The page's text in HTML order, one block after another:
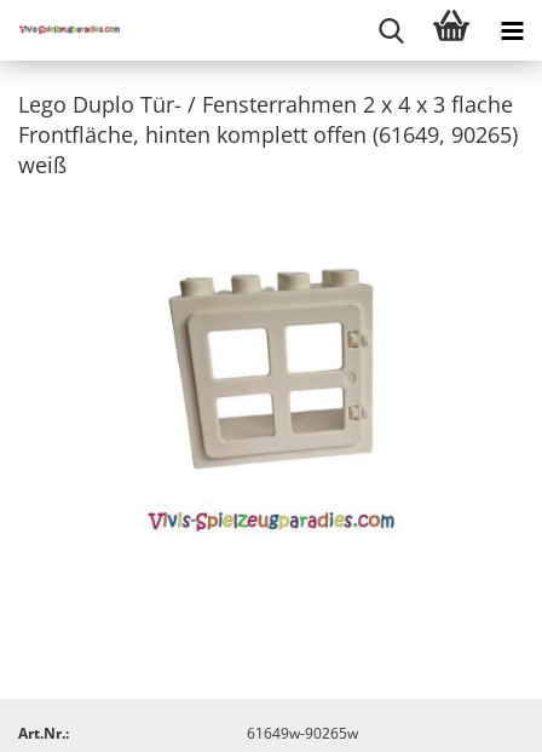
Lego Duplo Tür- / Fensterrahmen 2 x 4 x 3 flache
Frontfläche, hinten komplett offen (61649, 90265)
weiß
Art.Nr.:
61649w-90265w